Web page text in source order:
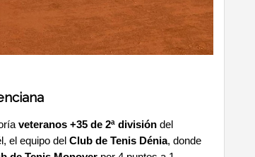
veteranos +35 de 2ª división del
el equipo del Club de Tenis Dénia, donde